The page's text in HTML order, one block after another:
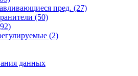
пред. (27)
(50)
(2)
данных